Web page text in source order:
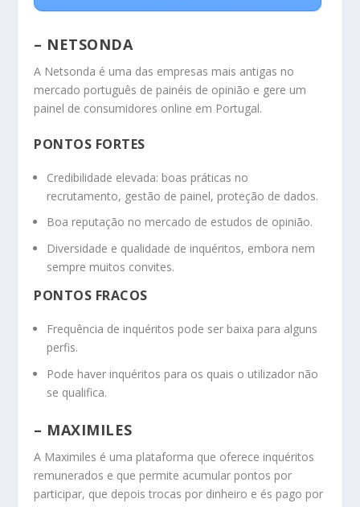
– NETSONDA
A Netsonda é uma das empresas mais antigas no
mercado português de painéis de opinião e gere um
painel de consumidores online em Portugal.
PONTOS FORTES
Credibilidade elevada: boas práticas no
recrutamento, gestão de painel, proteção de dados.
Boa reputação no mercado de estudos de opinião.
Diversidade e qualidade de inquéritos, embora nem
sempre muitos convites.
PONTOS FRACOS
Frequência de inquéritos pode ser baixa para alguns
perfis.
Pode haver inquéritos para os quais o utilizador não
se qualifica.
– MAXIMILES
A Maximiles é uma plataforma que oferece inquéritos
remunerados e que permite acumular pontos por
participar, que depois trocas por dinheiro e és pago por